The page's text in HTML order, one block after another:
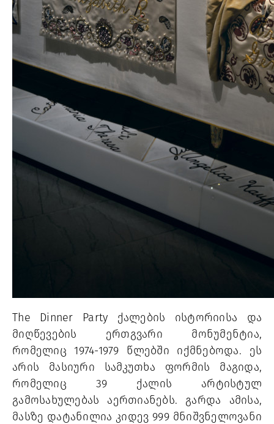
The Dinner Party ქალების ისტორიისა და
მიღწევების ერთგვარი მონუმენტია,
რომელიც 1974-1979 წლებში იქმნებოდა. ეს
არის მასიური სამკუთხა ფორმის მაგიდა,
რომელიც 39 ქალის არტისტულ
გამოსახულებას აერთიანებს. გარდა ამისა,
მასზე დატანილია კიდევ 999 მნიშვნელოვანი